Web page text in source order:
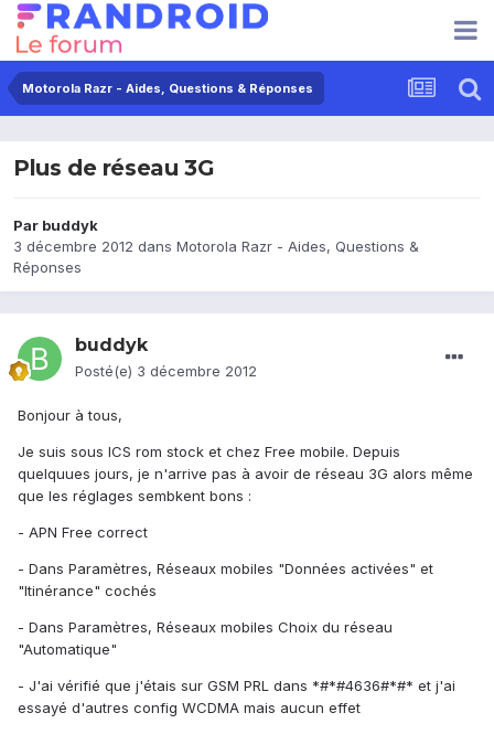
Motorola Razr - Aides, Questions & Réponses
Plus de réseau 3G
Par buddyk
3 décembre 2012 dans Motorola Razr - Aides, Questions &
Réponses
buddyk
Posté(e) 3 décembre 2012
Bonjour à tous,
Je suis sous ICS rom stock et chez Free mobile. Depuis
quelquues jours, je n'arrive pas à avoir de réseau 3G alors même
que les réglages sembkent bons :
- APN Free correct
- Dans Paramètres, Réseaux mobiles "Données activées" et
"Itinérance" cochés
- Dans Paramètres, Réseaux mobiles Choix du réseau
"Automatique"
- J'ai vérifié que j'étais sur GSM PRL dans *#*#4636#*#* et j'ai
essayé d'autres config WCDMA mais aucun effet